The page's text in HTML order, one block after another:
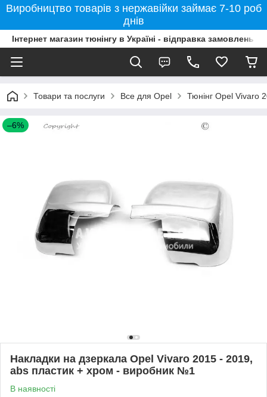
Виробництво товарів з нержавійки займає 7-10 роб
днів
Інтернет магазин тюнінгу в Україні - відправка замовлень
Товари та послуги Все для Opel Тюнінг Opel Vivaro
–6%
Накладки на дзеркала Opel Vivaro 2015 - 2019,
abs пластик + хром - виробник №1
В наявності